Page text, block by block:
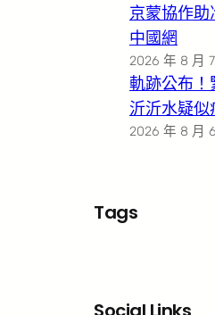
京蒙協作助
中國網
2026 年 8 月 7
軌跡公布！
沂沂水疑似
2026 年 8 月
Tags